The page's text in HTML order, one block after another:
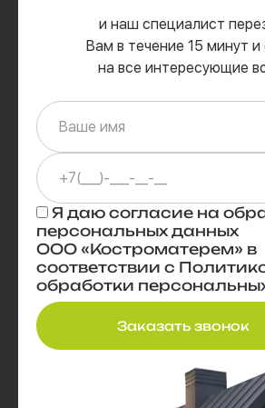
и наш специалист
Вам в течение 15 минут и
на все интересующие
Я даю согласие на
персональных данных
ООО «Костроматерем» в
соответствии с
обработки
Заказать звонок